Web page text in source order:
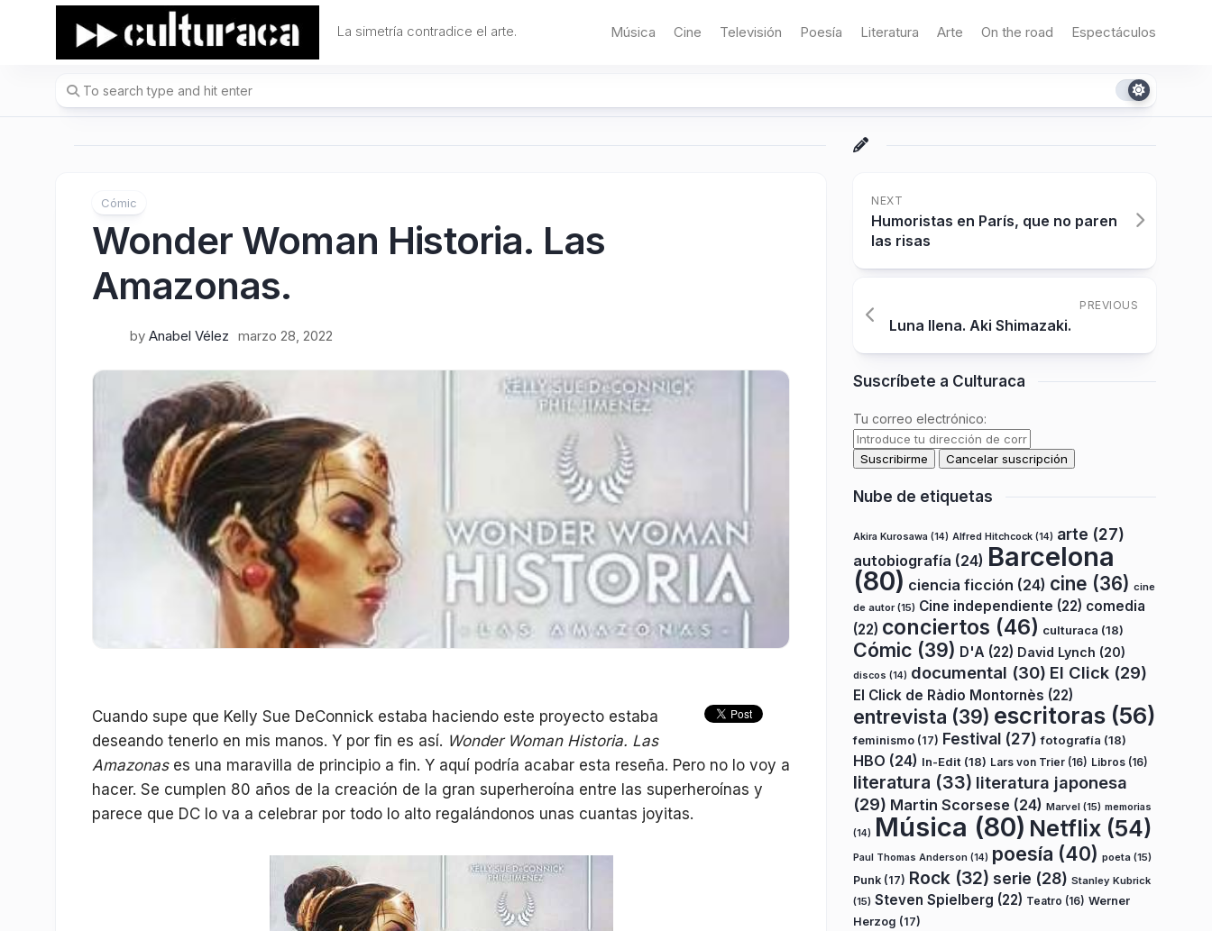
La simetría contradice el arte. Música Cine Televisión Poesía Literatura Arte On the road Espectáculos
Cómic
Wonder Woman Historia. Las
Amazonas.
by Anabel Vélez marzo 28, 2022
Cuando supe que Kelly Sue DeConnick estaba haciendo este proyecto estaba
deseando tenerlo en mis manos. Y por fin es así. Wonder Woman Historia. Las
Amazonases una maravilla de principio a fin. Y aquí podría acabar esta reseña. Pero no lo voy a
hacer. Se cumplen 80 años de la creación de la gran superheroína entre las superheroínas y
parece que DC lo va a celebrar por todo lo alto regalándonos unas cuantas joyitas.
NEXT
Humoristas en París, que no paren
las risas
PREVIOUS
Luna llena. Aki Shimazaki.
Suscríbete a Culturaca
Tu correo electrónico:
Nube de etiquetas
Akira Kurosawa (14) Alfred Hitchcock (14) arte (27)
autobiografía (24) Barcelona
(80) ciencia ficción (24) cine (36) cine
de autor(15) Cine independiente (22) comedia
(22) conciertos (46) culturaca (18)
Cómic (39) D'A (22) David Lynch (20)
discos (14) documental (30) El Click (29)
El Click de Ràdio Montornès (22)
entrevista (39) escritoras (56)
feminismo (17) Festival (27) fotografía (18)
HBO (24) In-Edit (18) Lars von Trier (16) Libros (16)
literatura (33) literatura japonesa
(29) Martin Scorsese (24) Marvel (15) memorias
(14) Música (80) Netflix (54)
Paul Thomas Anderson (14) poesía (40) poeta (15)
Punk (17) Rock (32) serie (28) Stanley Kubrick
(15) Steven Spielberg (22) Teatro (16) Werner
Herzog (17)